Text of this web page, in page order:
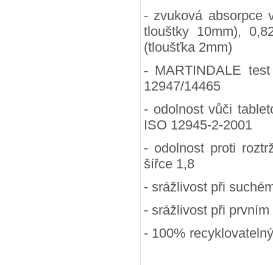
- zvuková absorpce
tlouštky 10mm),
(tloušťka 2mm)
- MARTINDALE
12947/14465
- odolnost vůči
ISO 12945-2-2001
- odolnost proti
šířce 1,8
- srážlivost při
- srážlivost při
- 100% recyklovatelný